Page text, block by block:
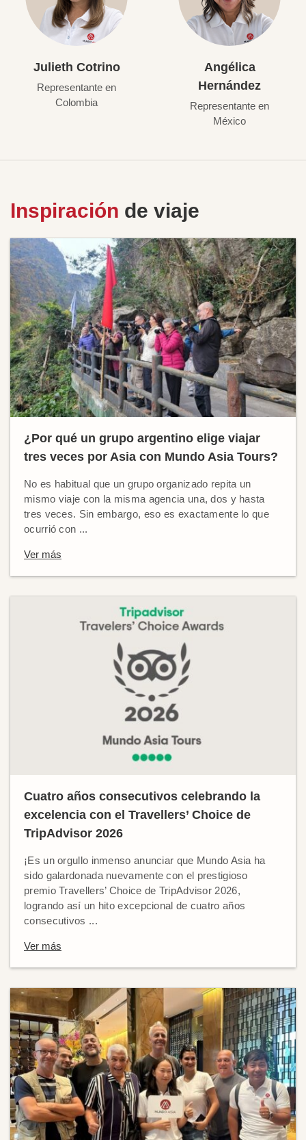
Julieth Cotrino
Representante en
Colombia
Angélica
Hernández
Representante en
México
Inspiración de viaje
¿Por qué un grupo argentino elige viajar
tres veces por Asia con Mundo Asia Tours?
No es habitual que un grupo organizado repita un
mismo viaje con la misma agencia una, dos y hasta
tres veces. Sin embargo, eso es exactamente lo que
ocurrió con ...
Ver más
Cuatro años consecutivos celebrando la
excelencia con el Travellers’ Choice de
TripAdvisor 2026
¡Es un orgullo inmenso anunciar que Mundo Asia ha
sido galardonada nuevamente con el prestigioso
premio Travellers’ Choice de TripAdvisor 2026,
logrando así un hito excepcional de cuatro años
consecutivos ...
Ver más